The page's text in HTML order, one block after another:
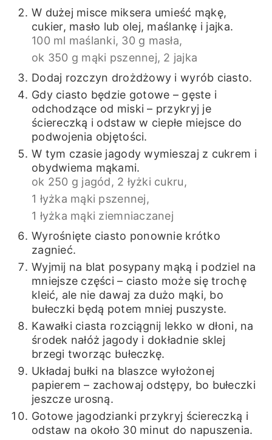
W dużej misce miksera umieść mąkę,
cukier, masło lub olej, maślankę i jajka.
100 ml maślanki, 30 g masła,
ok 350 g mąki pszennej, 2 jajka
Dodaj rozczyn drożdżowy i wyrób ciasto.
Gdy ciasto będzie gotowe – gęste i
odchodzące od miski – przykryj je
ściereczką i odstaw w ciepłe miejsce do
podwojenia objętości.
W tym czasie jagody wymieszaj z cukrem i
obydwiema mąkami.
ok 250 g jagód, 2 łyżki cukru,
1 łyżka mąki pszennej,
1 łyżka mąki ziemniaczanej
Wyrośnięte ciasto ponownie krótko
zagnieć.
Wyjmij na blat posypany mąką i podziel na
mniejsze części – ciasto może się trochę
kleić, ale nie dawaj za dużo mąki, bo
bułeczki będą potem mniej puszyste.
Kawałki ciasta rozciągnij lekko w dłoni, na
środek nałóż jagody i dokładnie sklej
brzegi tworząc bułeczkę.
Układaj bułki na blaszce wyłożonej
papierem – zachowaj odstępy, bo bułeczki
jeszcze urosną.
Gotowe jagodzianki przykryj ściereczką i
odstaw na około 30 minut do napuszenia.